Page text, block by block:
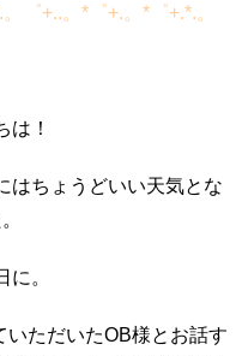
゜+..。*゜+.。*゜+.*.。
は！
はちょうどいい天気とな
に。
ただいたOB様とお話す